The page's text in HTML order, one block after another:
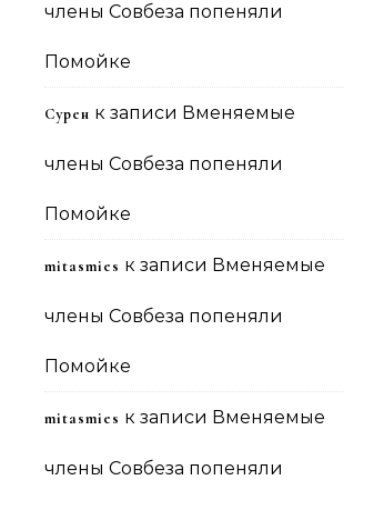
члены Совбеза попеняли
Помойке
Сурен к записи Вменяемые
члены Совбеза попеняли
Помойке
mitasmies к записи Вменяемые
члены Совбеза попеняли
Помойке
mitasmies к записи Вменяемые
члены Совбеза попеняли